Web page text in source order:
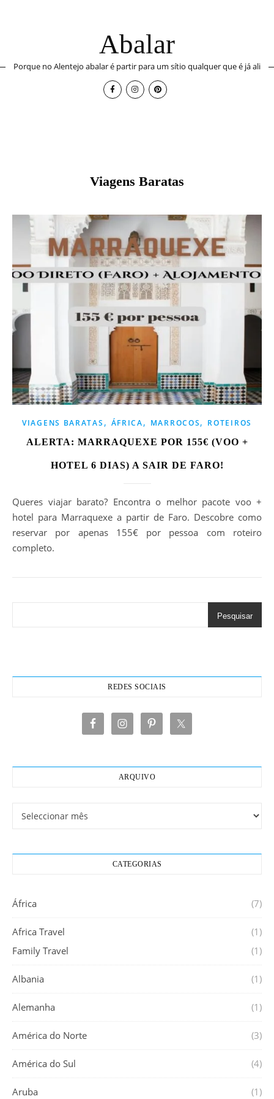
Abalar
Porque no Alentejo abalar é partir para um sítio qualquer que é já ali
Viagens Baratas
VIAGENS BARATAS , ÁFRICA, MARROCOS, ROTEIROS
ALERTA: MARRAQUEXE POR 155€ (VOO +
HOTEL 6 DIAS) A SAIR DE FARO!
Queres viajar barato? Encontra o melhor pacote voo +
hotel para Marraquexe a partir de Faro. Descobre como
reservar por apenas 155€ por pessoa com roteiro
completo.
Pesquisar
REDES SOCIAIS
ARQUIVO
Arquivo
CATEGORIAS
África (7)
Africa Travel
(1)
Family Travel
(1)
Albania (1)
Alemanha (1)
América do Norte (3)
América do Sul (4)
Aruba (1)